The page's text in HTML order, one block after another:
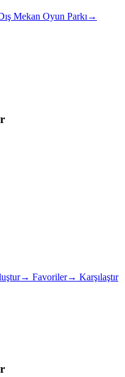
Mekan Oyun Parkı→
→ Favoriler→ Karşılaştır